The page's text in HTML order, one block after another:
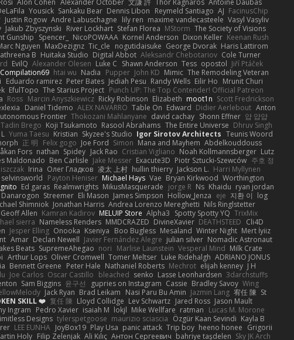
Alon Cohen Alexander October 文謙 許 Thor Ragnaros Antoine Daubas
Yousick Sankaku Bear Dennis Libon Reymeld Santiago AJ FacinusChip
Justin Rogow Andre Labuschagne lily ren maxime vandecasteele Vasyl Vasyliv
Jakub Zbyszynski River Lockhart Stefan Florea MStorm The Society of Visions
Gunship Spencer_ NicoPOWAAA Kornel Anderson Dixon Keller Keenan Rush
Nguyen MaxDezignz Tic_cle nogutidaisuke George Dvorak Haris Lattirom
B Huitaka Studio Digital Abbot Aleksandr Chebotariov Cole Turner
EvilQ Alexander Olesen Luke C Shawn Anderson Tess opostol Jiří Ptáček
Compilation69 htai wu Nadia Pupper John KD Mimic The Remodeling Veteran
Eduardo ramirez Peter Bates Jediah Pesu Randy Wells Eilir Ho Mrunit Churi
EfulTopo The Starius Project Punch UP: The Top Contender! Official Patreon
Ross Marcin Anyszkiewicz Ricky Robinson Elizabeth moot1n Scott Fredrickson
Daniel Tidemo ALEX NAVARRO Table On Edward Didier Aerlebout Anton
Frontier Thokozani Mahlanyane david cachay Shonn Effner 얍 얍얍
Tadin Brego Koji Tsukamoto Rasool Abrahams The Entire Universe Dhruv Singh
L Yuma Taesu Kristian Skyzee's Studio Igor Sirotov Architects Teunis Woord
正 明 Felix gogo Joe Ford Simon Mana and Mayhem Abdelkouddouss
Fors nathan Spidey Jack Rao Cristian Vigliano Noah Kollmannsberger Lutz
Maldonado Ben Carlisle Jake Messer Exacute3D Piotr Sztucki-Szewców 주호 정
Irina Олег Гладков 凌太 上村 hullin thierry Jackson L. Harri Myllynen
selvinsworld Payton Heniser Michael Hays Vae Bryan Kirkwood Worthington
Ed garas Realmwrights MikusMasquerade jorge R Ns Khaidu ryan jordan
Danarogon Streemer Eli Mason James Simpson Hollow_Jenza eje 지환 이 log
Shimniok Jonathan Harris Andrea Lorenzo Mereghetti Nils Ringlstetter
Geoff Allen Kamran Kadirov MELUIP Store Alpha3 Spotty Spotty YQ TrixMix
sierra Nameless Renders MMDCRAZED DivineXavier DEATHSTEED Cli4D
Jesper Elling Onooka Kseniya Boo Bugless Mesaland Winter Night Mert İyiiz
Amar Declan Newell Javier Fernández Alegre julian silver Nomadic Astronaut
Beats SupremeAhegao nori Marlise Launstein Vesperal Mind Milk Crate
Arthur Lops Oliver Cromwell Tomer Meltser Luke Ridehalgh ADRIANO JONUS
Bennett Greene Peter Hale Nathaniel Roberts Mechrot elijah kenney J H
Joe Carlos Oscar Castillo bleached senko Lasse Leonhardsen 3darchstuffs
Sam Biggins 윤구선 gupries on Instagram Cassie Bradley Savoy Wing
Jack Ryan Brad Leikam Nasi Paru Bu Amin Jazmin Lang 宥任 陳 St
SKILL ❤️ 复任 陳 Lloyd Collidge Lev Schwartz Jared Ross Jason Mault
Ingram Pedro Xavier isaiah M lokjl Mike Wellfare ratman Lucas M. Morone
Designs tylerspetgoose maurizio sciascia Özgür Kaan Sevindi Kayla B
LEE EUNHA JoyBox19 Play Usa panic attack Trip boy heeno honee Grigorii
Holy Filip Zelenjak Ali Kılıç Антон Сергеевич bahriye taşdelen Sky JK Arch